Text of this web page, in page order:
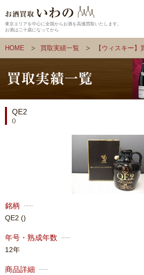
東京エリアを中心に全国からお酒を高価買取いたします。
お酒は二十歳になってから
HOME 買取実績一覧 【ウィスキー】
QE2
()
銘柄
QE2 ()
年号・熟成年数
12年
商品詳細